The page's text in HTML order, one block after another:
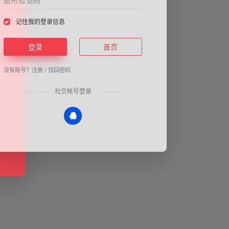
记住我的登录信息
登录 首页
没有账号？ 注册 /找回密码
社交帐号登录